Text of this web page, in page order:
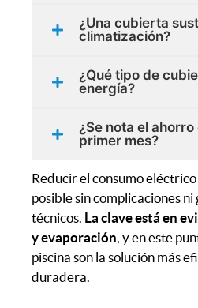
¿Una cubierta
climatización?
¿Qué tipo de
energía?
¿Se nota el
primer mes?
Reducir el consumo eléctrico
posible sin complicaciones
técnicos. La clave está en
y evaporación, y en este
piscina son la solución más
duradera.